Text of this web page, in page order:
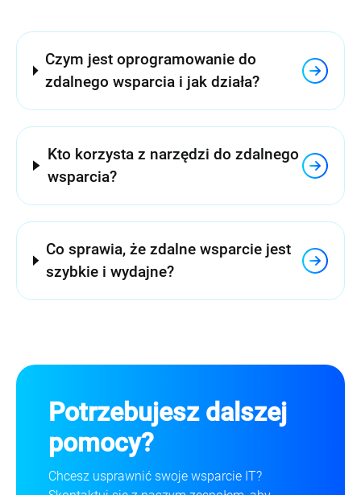
Czym jest oprogramowanie do
zdalnego wsparcia i jak działa?
Kto korzysta z narzędzi do zdalnego
wsparcia?
Co sprawia, że zdalne wsparcie jest
szybkie i wydajne?
Potrzebujesz dalszej
pomocy?
Chcesz usprawnić swoje wsparcie IT?